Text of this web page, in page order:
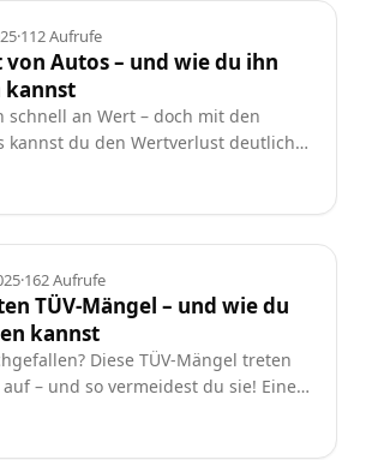
·112Aufrufe
Autos – und wie du ihn
schnell an Wert – doch mit den
kannst du den Wertverlust deutlich
welche Faktoren besonders
·162Aufrufe
TÜV-Mängel – und wie du
kannst
Diese TÜV-Mängel treten
– und so vermeidest du sie! Eine
für alle Autofahrer.